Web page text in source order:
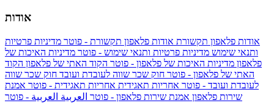
אודות
אודות פלאפון תקשורת אודות פלאפון תקשורת - פוטר מדיניות פרטיות
ותנאי שימוש מדיניות פרטיות ותנאי שימוש - פוטר מדיניות האיכות של
פלאפון מדיניות האיכות של פלאפון - פוטר הקוד האתי של פלאפון הקוד
האתי של פלאפון - פוטר חוק שכר שווה לעובדת ועובד חוק שכר שווה
לעובדת ועובד - פוטר אחריות תאגידית אחריות תאגידית - פוטר אמנת
שירות פלאפון אמנת שירות פלאפון - פוטר العربية العربية - פוטר